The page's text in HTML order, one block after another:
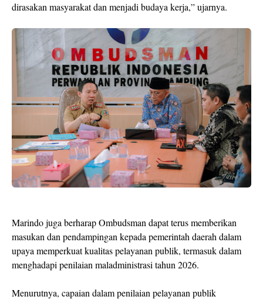
dirasakan masyarakat dan menjadi budaya kerja,” ujarnya.
Marindo juga berharap Ombudsman dapat terus memberikan
masukan dan pendampingan kepada pemerintah daerah dalam
upaya memperkuat kualitas pelayanan publik, termasuk dalam
menghadapi penilaian maladministrasi tahun 2026.
Menurutnya, capaian dalam penilaian pelayanan publik